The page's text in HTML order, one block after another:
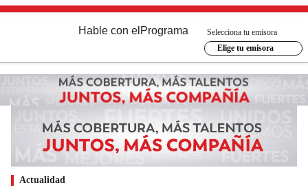
Hable con el Programa
Selecciona tu emisora
Elige tu emisora
Actualidad